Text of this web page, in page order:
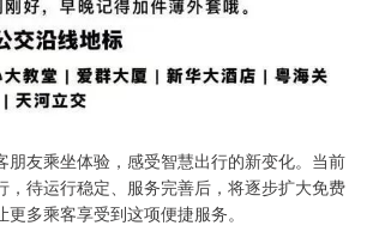
朋友乘坐体验，感受智慧出行的新变化。当前
，待运行稳定、服务完善后，将逐步扩大免费
多乘客享受到这项便捷服务。